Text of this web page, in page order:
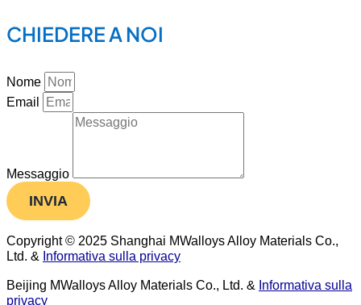
CHIEDERE A NOI
Nome
Email
Messaggio
INVIA
Copyright © 2025 Shanghai MWalloys Alloy Materials Co.,
Ltd. & Informativa sulla privacy
Beijing MWalloys Alloy Materials Co., Ltd. & Informativa sulla
privacy